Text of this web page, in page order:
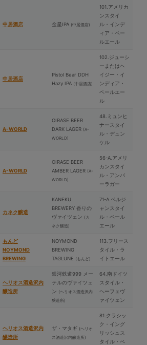
中居酒店 ⾦星IPA (中居酒店)
101.アメリカ
ンスタイ
ル・インデ
ィア・ペー
ルエール
中居酒店
Pistol Bear DDH
Hazy IPA (中居酒店)
102.ジューシ
ーまたはヘ
イジー・イ
ンディア・
ペールエー
ル
A-WORLD
OIRASE BEER
DARK LAGER (A-
WORLD)
48.ミュンヒ
ナースタイ
ル・デュン
ケル
A-WORLD
OIRASE BEER
AMBER LAGER (A-
WORLD)
56-A.アメリ
カンスタイ
ル・アンバ
ーラガー
カネク醸造
KANEKU
BREWERY 香りの
ヴァイツェン (カ
ネク醸造)
71-A.ベルジ
ャンスタイ
ル・ペール
エール
もんど
NOYMOND
BREWING
NOYMOND
BREWING
TAGLUNE (もんど)
113.フリース
タイル・ラ
イトエール
ヘリオス酒造沢内
醸造所
銀河鉄道999 メー
テルのヴァイツェ
ン (ヘリオス酒造沢内
醸造所)
64.南ドイツ
スタイル・
ヘーフェヴ
ァイツェン
ヘリオス酒造沢内
醸造所
ザ・マタギ (ヘリオ
ス酒造沢内醸造所)
81.クラシッ
ク・イング
リッシュス
タイル・ペ